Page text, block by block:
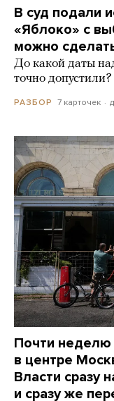
В суд подали
«Яблоко» с
можно
До какой даты
точно допустили?
РАЗБОР 7 карточек
Почти неделю
в центре
Власти сразу
и сразу же